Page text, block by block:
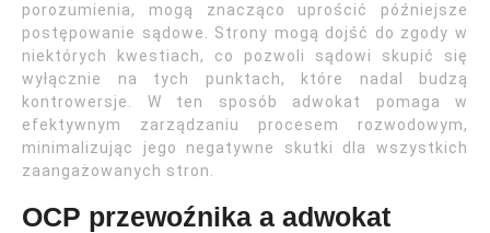
porozumienia, mogą znacząco uprościć późniejsze
postępowanie sądowe. Strony mogą dojść do zgody w
niektórych kwestiach, co pozwoli sądowi skupić się
wyłącznie na tych punktach, które nadal budzą
kontrowersje. W ten sposób adwokat pomaga w
efektywnym zarządzaniu procesem rozwodowym,
minimalizując jego negatywne skutki dla wszystkich
zaangażowanych stron.
OCP przewoźnika a adwokat